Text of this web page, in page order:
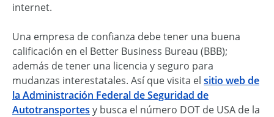
internet.
Una empresa de confianza debe tener una buena
calificación en el Better Business Bureau (BBB);
además de tener una licencia y seguro para
mudanzas interestatales. Así que visita el sitio web de
la Administración Federal de Seguridad de
Autotransportes y busca el número DOT de USA de la